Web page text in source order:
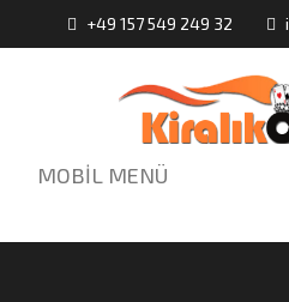
+49 157 549 249 32
MOBİL MENÜ